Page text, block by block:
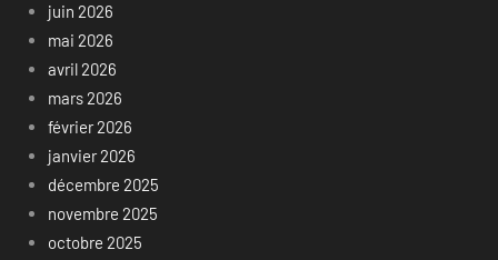
juin 2026
mai 2026
avril 2026
mars 2026
février 2026
janvier 2026
décembre 2025
novembre 2025
octobre 2025